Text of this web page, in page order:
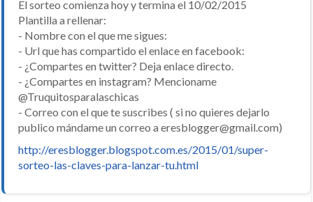
El sorteo comienza hoy y termina el 10/02/2015
Plantilla a rellenar:
- Nombre con el que me sigues:
- Url que has compartido el enlace en facebook:
- ¿Compartes en twitter? Deja enlace directo.
- ¿Compartes en instagram? Mencioname
@Truquitosparalaschicas
- Correo con el que te suscribes ( si no quieres dejarlo
publico mándame un correo a eresblogger@gmail.com)
http://eresblogger.blogspot.com.es/2015/01/super-
sorteo-las-claves-para-lanzar-tu.html